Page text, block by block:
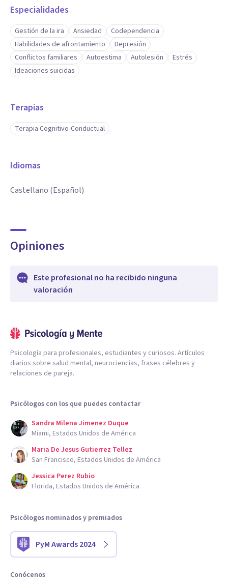
Especialidades
Gestión de la ira Ansiedad
Codependencia
Habilidades de afrontamiento
Depresión
Conflictos familiares
Autoestima Autolesión
Estrés
Ideaciones suicidas
Terapias
Terapia Cognitivo-Conductual
Idiomas
Castellano (Español)
Opiniones
Este profesional no ha recibido ninguna
valoración
Psicología para profesionales, estudiantes y curiosos. Artículos
diarios sobre salud mental, neurociencias, frases célebres y
relaciones de pareja.
Psicólogos con los que puedes contactar
Sandra Milena Jimenez Duque
Miami, Estados Unidos de América
Maria De Jesus Gutierrez Tellez
San Francisco, Estados Unidos de América
Jessica Perez Rubio
Florida, Estados Unidos de América
Psicólogos nominados y premiados
PyM Awards 2024
Conócenos